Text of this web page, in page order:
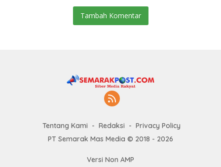
Tambah Komentar
Tentang Kami Redaksi
Privacy Policy
PT Semarak Mas Media © 2018 - 2026
Versi Non AMP